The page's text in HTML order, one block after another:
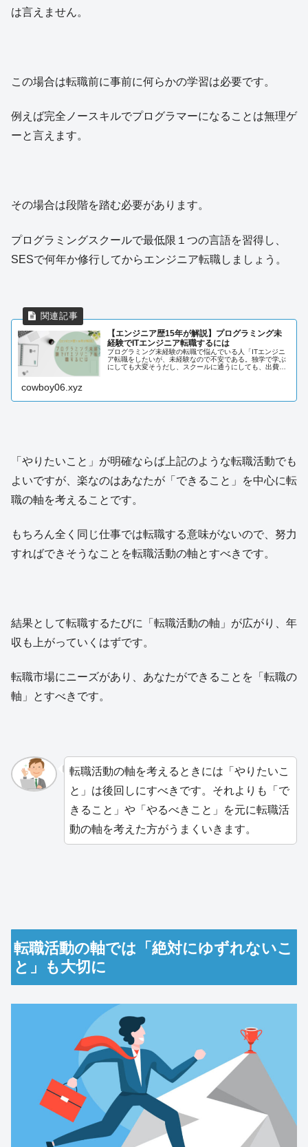
は言えません。
この場合は転職前に事前に何らかの学習は必要です。
例えば完全ノースキルでプログラマーになることは無理ゲ
ーと言えます。
その場合は段階を踏む必要があります。
プログラミングスクールで最低限１つの言語を習得し、
SESで何年か修行してからエンジニア転職しましょう。
【エンジニア歴15年が解説】プログラミング未
経験でITエンジニア転職するには
プログラミング未経験の転職で悩んでいる人「ITエンジニ
ア転職をしたいが、未経験なので不安である。独学で学ぶ
にしても大変そうだし、スクールに通うにしても、出費が
cowboy06.xyz
「やりたいこと」が明確ならば上記のような転職活動でも
よいですが、楽なのはあなたが「できること」を中心に転
職の軸を考えることです。
もちろん全く同じ仕事では転職する意味がないので、努力
すればできそうなことを転職活動の軸とすべきです。
結果として転職するたびに「転職活動の軸」が広がり、年
収も上がっていくはずです。
転職市場にニーズがあり、あなたができることを「転職の
軸」とすべきです。
転職活動の軸を考えるときには「やりたいこ
と」は後回しにすべきです。それよりも「で
きること」や「やるべきこと」を元に転職活
動の軸を考えた方がうまくいきます。
転職活動の軸では「絶対にゆずれないこ
と」も大切に